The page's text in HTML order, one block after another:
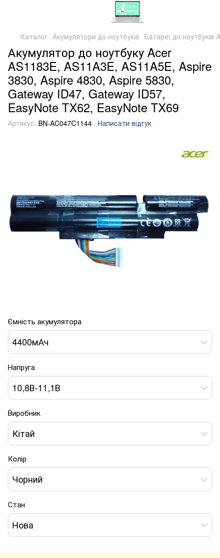
Каталог Акумулятори до ноутбуків Батареї до ноутбуків
Акумулятор до ноутбуку Acer
AS1183E, AS11A3E, AS11A5E, Aspire
3830, Aspire 4830, Aspire 5830,
Gateway ID47, Gateway ID57,
EasyNote TX62, EasyNote TX69
Артикул: BN-AC047C1144 Написати відгук
Ємність акумулятора
4400мАч
Напруга
10,8В-11,1В
Виробник
Кітай
Колір
Чорний
Стан
Нова